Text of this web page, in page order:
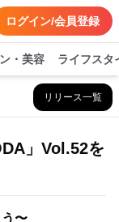
ログイン/会員登録
・美容 ライフスタ
リリース一覧
」Vol.52を
〜